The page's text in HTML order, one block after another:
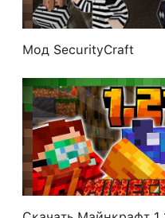
Мод SecurityCraft